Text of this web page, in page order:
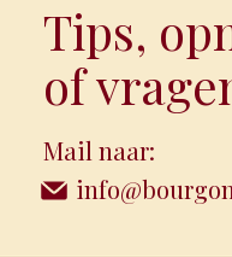
Tips,
of
Mail naar: